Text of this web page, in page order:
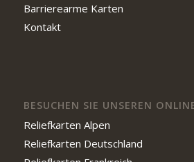
Barrierearme Karten
Kontakt
BESUCHEN SIE UNSEREN
Reliefkarten Alpen
Reliefkarten Deutschland